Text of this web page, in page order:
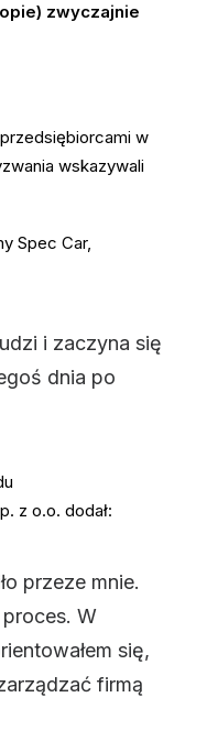
zwyczajnie
w
wskazywali
Spec Car,
i zaczyna się
dnia po
z o.o. dodał:
przeze mnie.
W
się,
firmą